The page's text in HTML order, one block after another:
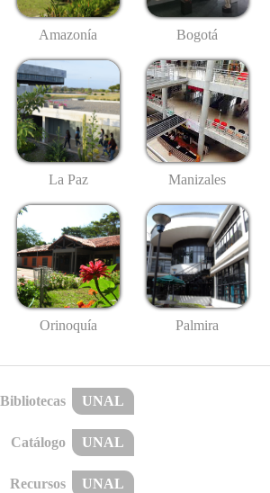
Amazonía Bogotá
La Paz Manizales
Orinoquía Palmira
Bibliotecas UNAL
Catálogo UNAL
Recursos UNAL